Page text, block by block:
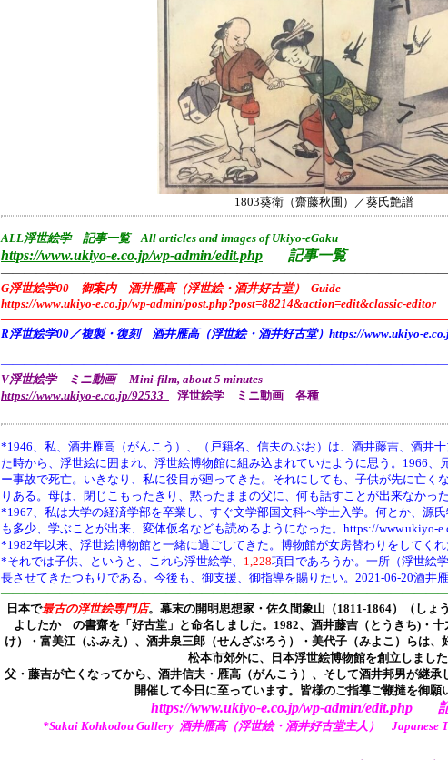
1803葵衛（齋藤秋圃）／葵氏艶譜
ALL浮世絵学 記事一覧 All articles and images of Ukiyo-eGaku
https://www.ukiyo-e.co.jp/wp-admin/edit.php 記事一覧
G浮世絵学00 御案内 酒井雁高（浮世絵・酒井好古堂） Guide
https://www.ukiyo-e.co.jp/wp-admin/post.php?post=88214&action=edit&classic-editor
R浮世絵学00／複製・復刻 酒井雁高（浮世絵・酒井好古堂）https://www.ukiyo-
V浮世絵学 ミニ動画 Mini-film, about 5 minutes
https://www.ukiyo-e.co.jp/92533
浮世絵学 ミニ動画 各種
*1946、 私、酒井雁高（がんこう）、（戸籍名、信夫のぶお）は、酒井藤吉、酒井
た時から、浮世絵に囲まれ、浮世絵博物館に組み込まれていたように思う。1966、
ー事故で死亡。いきなり、私に役目が廻ってきた。それにしても、子供が先に亡く
りある。母は、閉じこもったきり、黙ったままの父に、何も話すことが出来なかった
*1967、私は大学の経済学部を卒業し、すぐ文学部国文科へ学士入学。何とか、源
も多少、学ぶことが出来、変体仮名なども読めるようになった。https://www.ukiyo-
*1982年以来、浮世絵博物館と一緒に過ごしてきた。博物館が女房替わりをしてくれ
*それでは子供、というと、これら浮世絵学、 1,228項目であろうか。一所（浮世絵
長させてきたつもりである。今後も、御支援、御指導を賜りたい。2021-06-20酒井
日本で最古の浮世絵専門店。幕末の開明思想家・ 佐久間象山（1811-1864）（しょ
よしたか の書齋を「好古堂」と命名しました。 1982、酒井藤吉（とうきち)・
け）・富美江（ふみえ）、酒井泉三郎（せんざぶろう）・美代子（みよこ）らは、
松本市郊外に、日本浮世絵博物館を創立しました
父・藤吉が亡くなってから、酒井信夫・雁高（がんこう）、そして酒井邦男が継承
開催して今日に至っています。皆様のご指導ご鞭撻を御願
https://www.ukiyo-e.co.jp/wp-admin/edit.php 記
*Sakai Kohkodou Gallery 酒井雁高（浮世絵・酒井好古堂主人）